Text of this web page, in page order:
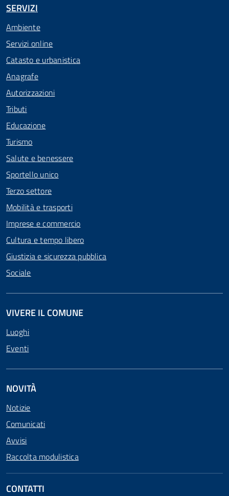
SERVIZI
Ambiente
Servizi online
Catasto e urbanistica
Anagrafe
Autorizzazioni
Tributi
Educazione
Turismo
Salute e benessere
Sportello unico
Terzo settore
Mobilità e trasporti
Imprese e commercio
Cultura e tempo libero
Giustizia e sicurezza pubblica
Sociale
VIVERE IL COMUNE
Luoghi
Eventi
NOVITÀ
Notizie
Comunicati
Avvisi
Raccolta modulistica
CONTATTI